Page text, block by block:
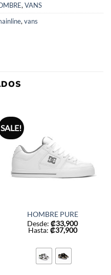
, VANS
, vans
SALE!
HOMBRE PURE
Desde: ₡33,900
Hasta: ₡37,900